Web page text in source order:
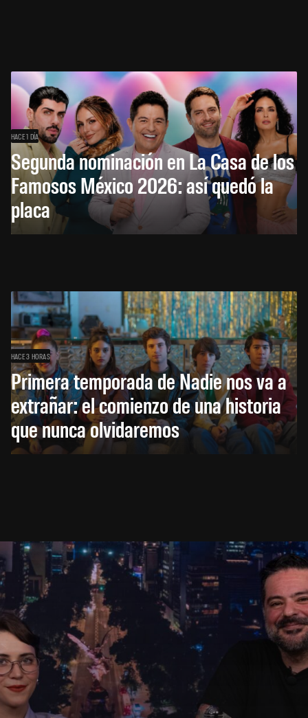
HACE 1 DÍA
Segunda nominación en La Casa de los
Famosos México 2026: así quedó la
placa
HACE 3 HORAS
Primera temporada de Nadie nos va a
extrañar: el comienzo de una historia
que nunca olvidaremos